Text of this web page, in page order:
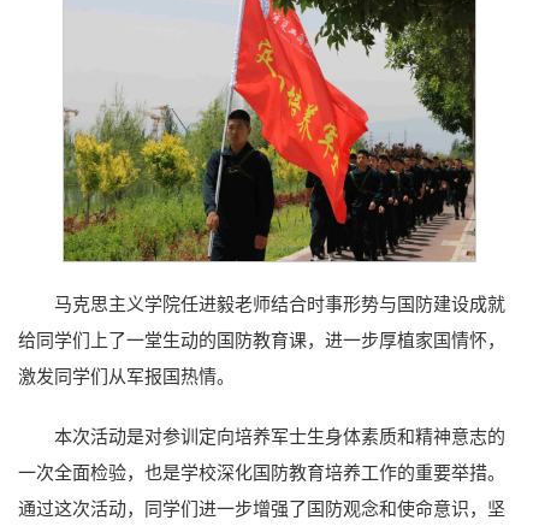
马克思主义学院任进毅老师结合时事形势与国防建设成就
给同学们上了一堂生动的国防教育课，进一步厚植家国情怀，
激发同学们从军报国热情。
本次活动是对参训定向培养军士生身体素质和精神意志的
一次全面检验，也是学校深化国防教育培养工作的重要举措。
通过这次活动，同学们进一步增强了国防观念和使命意识，坚